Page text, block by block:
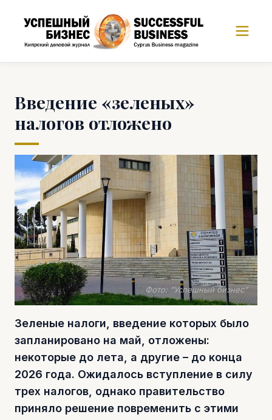
Введение «зеленых»
налогов отложено
Фото: "Успешный бизнес"
Зеленые налоги, введение которых было
запланировано на май, отложены:
некоторые до лета, а другие – до конца
2026 года. Ожидалось вступление в силу
трех налогов, однако правительство
приняло решение повременить с этими